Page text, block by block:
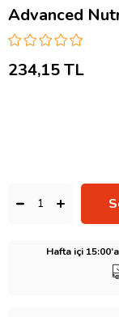
Advanced
234,15 TL
Hafta içi